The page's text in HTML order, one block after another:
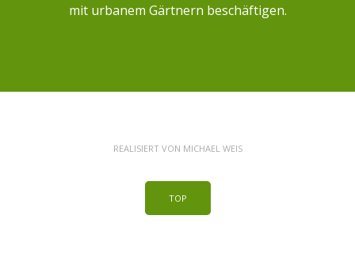
mit urbanem Gärtnern beschäftigen.
REALISIERT VON MICHAEL WEIS
TOP